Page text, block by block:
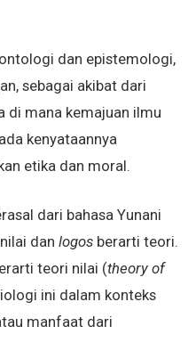
dan epistemologi,
sebagai akibat dari
di mana kemajuan ilmu
kenyataannya
etika dan moral.
dari bahasa Yunani
dan logosberarti teori.
teori nilai (theory of
ini dalam konteks
manfaat dari